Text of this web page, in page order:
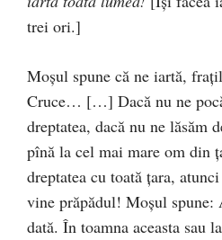
trei ori.]
Moşul spune că ne iartă,
Cruce… […] Dacă nu ne
dreptatea, dacă nu ne lăsăm
pînă la cel mai mare om din
dreptatea cu toată ţara,
vine prăpădul! Moşul spune:
dată. În toamna aceasta sau